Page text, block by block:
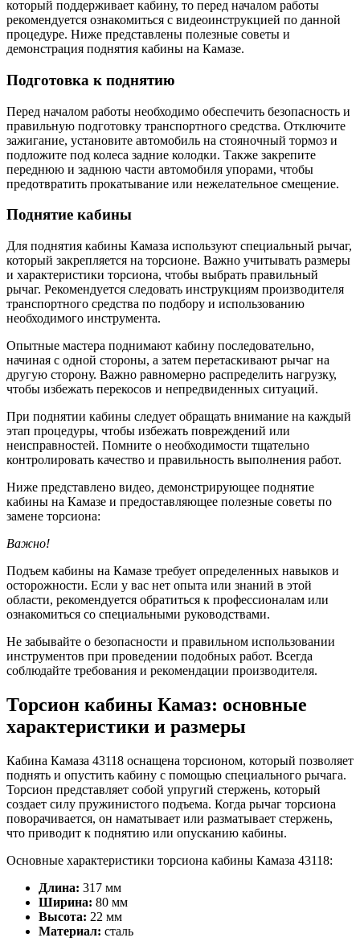
который поддерживает кабину, то перед началом работы
рекомендуется ознакомиться с видеоинструкцией по данной
процедуре. Ниже представлены полезные советы и
демонстрация поднятия кабины на Камазе.
Подготовка к поднятию
Перед началом работы необходимо обеспечить безопасность и
правильную подготовку транспортного средства. Отключите
зажигание, установите автомобиль на стояночный тормоз и
подложите под колеса задние колодки. Также закрепите
переднюю и заднюю части автомобиля упорами, чтобы
предотвратить прокатывание или нежелательное смещение.
Поднятие кабины
Для поднятия кабины Камаза используют специальный рычаг,
который закрепляется на торсионе. Важно учитывать размеры
и характеристики торсиона, чтобы выбрать правильный
рычаг. Рекомендуется следовать инструкциям производителя
транспортного средства по подбору и использованию
необходимого инструмента.
Опытные мастера поднимают кабину последовательно,
начиная с одной стороны, а затем перетаскивают рычаг на
другую сторону. Важно равномерно распределить нагрузку,
чтобы избежать перекосов и непредвиденных ситуаций.
При поднятии кабины следует обращать внимание на каждый
этап процедуры, чтобы избежать повреждений или
неисправностей. Помните о необходимости тщательно
контролировать качество и правильность выполнения работ.
Ниже представлено видео, демонстрирующее поднятие
кабины на Камазе и предоставляющее полезные советы по
замене торсиона:
Важно!
Подъем кабины на Камазе требует определенных навыков и
осторожности. Если у вас нет опыта или знаний в этой
области, рекомендуется обратиться к профессионалам или
ознакомиться со специальными руководствами.
Не забывайте о безопасности и правильном использовании
инструментов при проведении подобных работ. Всегда
соблюдайте требования и рекомендации производителя.
Торсион кабины Камаз: основные
характеристики и размеры
Кабина Камаза 43118 оснащена торсионом, который позволяет
поднять и опустить кабину с помощью специального рычага.
Торсион представляет собой упругий стержень, который
создает силу пружинистого подъема. Когда рычаг торсиона
поворачивается, он наматывает или разматывает стержень,
что приводит к поднятию или опусканию кабины.
Основные характеристики торсиона кабины Камаза 43118:
Длина: 317 мм
Ширина: 80 мм
Высота: 22 мм
Материал: сталь